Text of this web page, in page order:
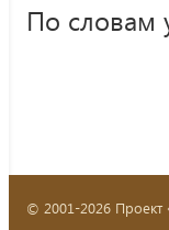
По словам
© 2001-2026 Проект